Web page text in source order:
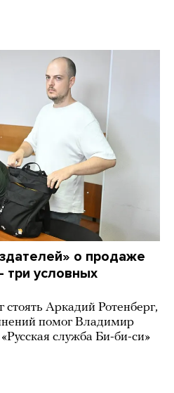
о продаже
три условных
Аркадий Ротенберг,
помог Владимир
служба Би-би-си»